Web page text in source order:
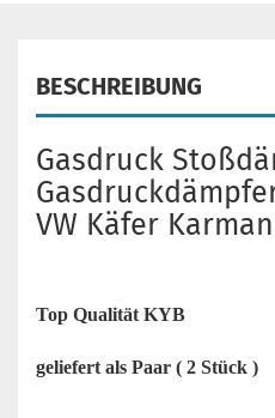
BESCHREIBUNG
Gasdruck
VW Käfer
Top Qualität KYB
geliefert als Paar ( 2 Stück )